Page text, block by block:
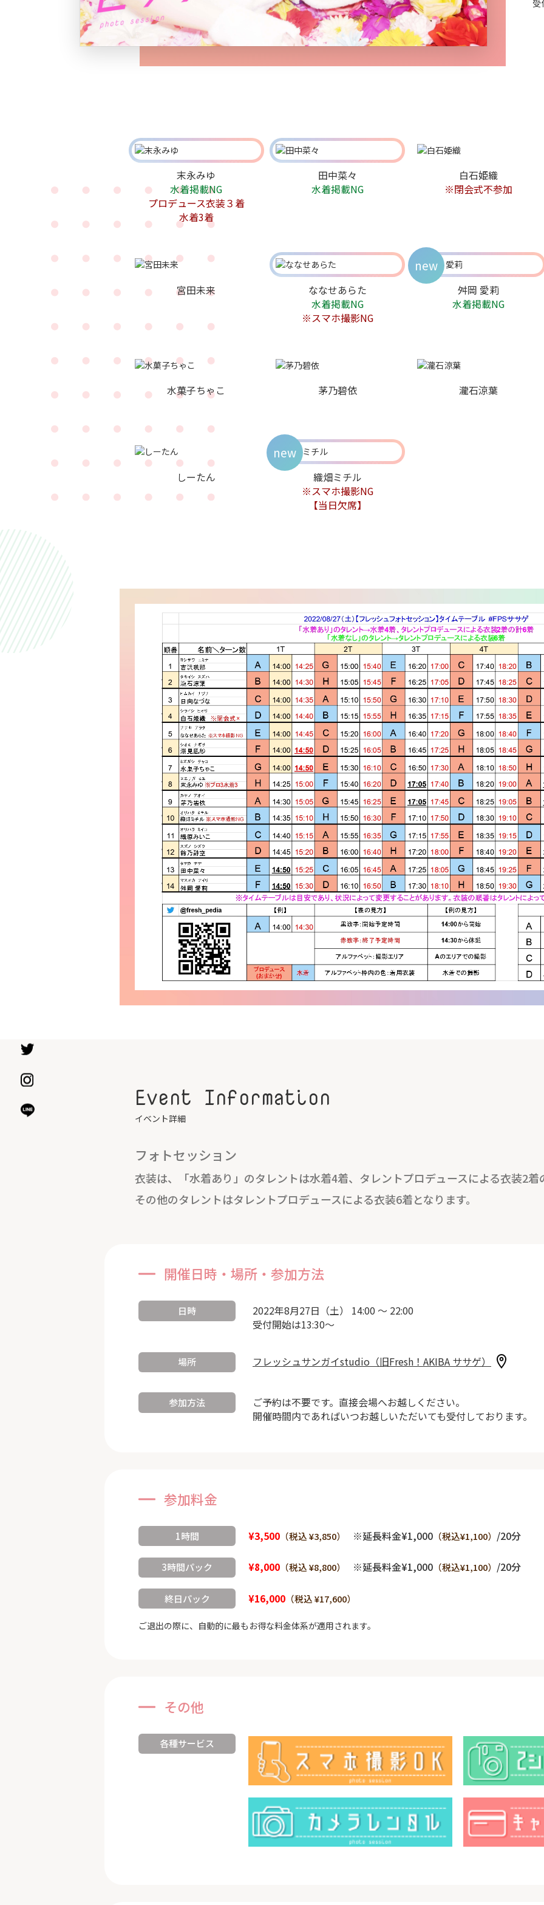
受
末永みゆ
水着掲載NG
プロデュース衣装３着
水着3着
田中菜々
水着掲載NG
白石姫織
※閉会式不参加
宮田未来
ななせあらた
水着掲載NG
※スマホ撮影NG
舛岡 愛莉
水着掲載NG
new
水菓子ちゃこ 茅乃碧依 瀧石涼葉
しーたん
織畑ミチル
※スマホ撮影NG
【当日欠席】
new
Event Information
イベント詳細
フォトセッション
衣装は、「水着あり」のタレントは水着4着、タレントプロデュースによる衣装2着
その他のタレントはタレントプロデュースによる衣装6着となります。
開催日時・場所・参加方法
日時
2022年8月27日（土） 14:00 ～ 22:00
受付開始は13:30～
場所 フレッシュサンガイstudio（旧Fresh！AKIBA ササゲ）
参加方法
ご予約は不要です。直接会場へお越しください。
開催時間内であればいつお越しいただいても受付しております。
参加料金
1時間 ¥3,500 （税込 ¥3,850） ※延長料金¥1,000 （税込¥1,100） /20分
3時間パック ¥8,000 （税込 ¥8,800） ※延長料金¥1,000 （税込¥1,100） /20分
終日パック ¥16,000 （税込 ¥17,600）
ご退出の際に、自動的に最もお得な料金体系が適用されます。
その他
各種サービス